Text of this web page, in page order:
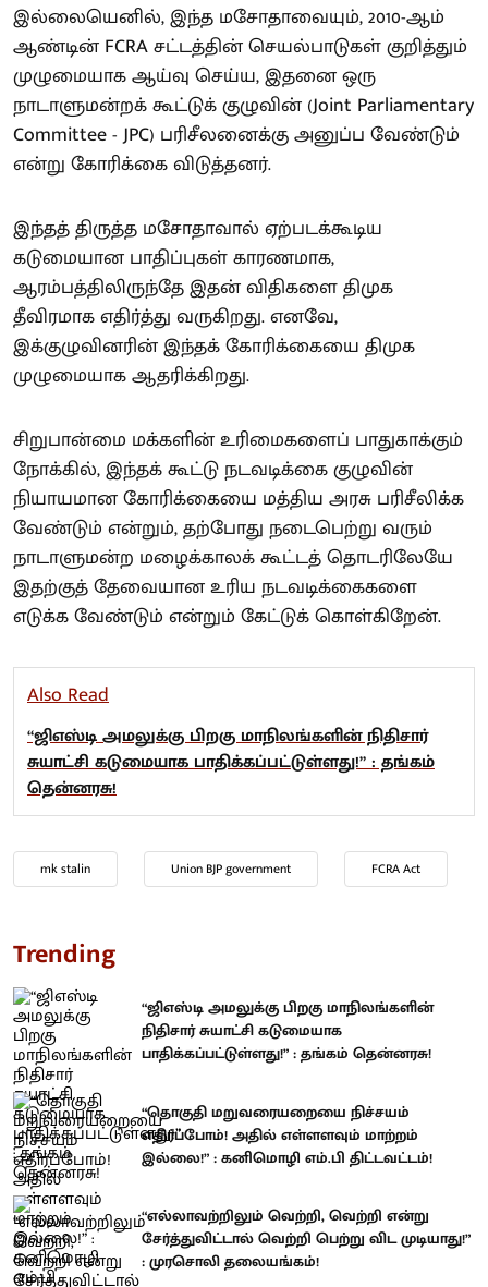
இல்லையெனில், இந்த மசோதாவையும், 2010-ஆம்
ஆண்டின் FCRA சட்டத்தின் செயல்பாடுகள் குறித்தும்
முழுமையாக ஆய்வு செய்ய, இதனை ஒரு
நாடாளுமன்றக் கூட்டுக் குழுவின் (Joint Parliamentary
Committee - JPC) பரிசீலனைக்கு அனுப்ப வேண்டும்
என்று கோரிக்கை விடுத்தனர்.
இந்தத் திருத்த மசோதாவால் ஏற்படக்கூடிய
கடுமையான பாதிப்புகள் காரணமாக,
ஆரம்பத்திலிருந்தே இதன் விதிகளை திமுக
தீவிரமாக எதிர்த்து வருகிறது. எனவே,
இக்குழுவினரின் இந்தக் கோரிக்கையை திமுக
முழுமையாக ஆதரிக்கிறது.
சிறுபான்மை மக்களின் உரிமைகளைப் பாதுகாக்கும்
நோக்கில், இந்தக் கூட்டு நடவடிக்கை குழுவின்
நியாயமான கோரிக்கையை மத்திய அரசு பரிசீலிக்க
வேண்டும் என்றும், தற்போது நடைபெற்று வரும்
நாடாளுமன்ற மழைக்காலக் கூட்டத் தொடரிலேயே
இதற்குத் தேவையான உரிய நடவடிக்கைகளை
எடுக்க வேண்டும் என்றும் கேட்டுக் கொள்கிறேன்.
Also Read
“ஜிஎஸ்டி அமலுக்கு பிறகு மாநிலங்களின் நிதிசார்
சுயாட்சி கடுமையாக பாதிக்கப்பட்டுள்ளது!” : தங்கம்
தென்னரசு!
mk stalin Union BJP government FCRA Act
Trending
“ஜிஎஸ்டி அமலுக்கு பிறகு மாநிலங்களின்
நிதிசார் சுயாட்சி கடுமையாக
பாதிக்கப்பட்டுள்ளது!” : தங்கம் தென்னரசு!
“தொகுதி மறுவரையறையை நிச்சயம்
எதிர்ப்போம்! அதில் எள்ளளவும் மாற்றம்
இல்லை!” : கனிமொழி எம்.பி திட்டவட்டம்!
“எல்லாவற்றிலும் வெற்றி, வெற்றி என்று
சேர்த்துவிட்டால் வெற்றி பெற்று விட முடியாது!”
: முரசொலி தலையங்கம்!